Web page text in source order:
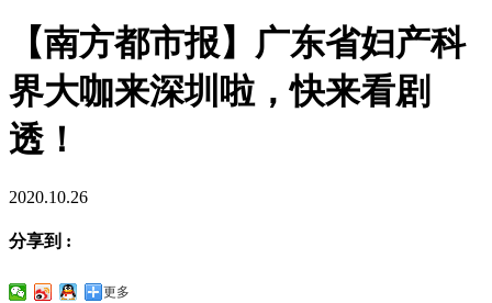
【南方都市报】广东省妇产科
界大咖来深圳啦，快来看剧
透！
2020.10.26
分享到 :
更多